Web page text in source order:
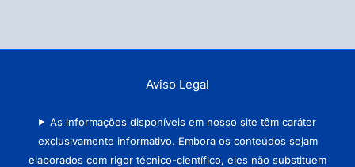
Aviso Legal
As informações disponíveis em nosso site têm caráter
exclusivamente informativo. Embora os conteúdos sejam
elaborados com rigor técnico-científico, eles não substituem